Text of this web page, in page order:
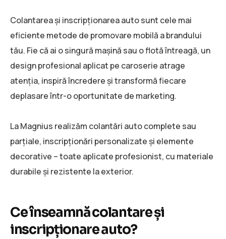
Colantarea și inscripționarea auto sunt cele mai
eficiente metode de promovare mobilă a brandului
tău. Fie că ai o singură mașină sau o flotă întreagă, un
design profesional aplicat pe caroserie atrage
atenția, inspiră încredere și transformă fiecare
deplasare într-o oportunitate de marketing.
La Magnius realizăm colantări auto complete sau
parțiale, inscripționări personalizate și elemente
decorative – toate aplicate profesionist, cu materiale
durabile și rezistente la exterior.
Ce înseamnă colantare și
inscripționare auto?